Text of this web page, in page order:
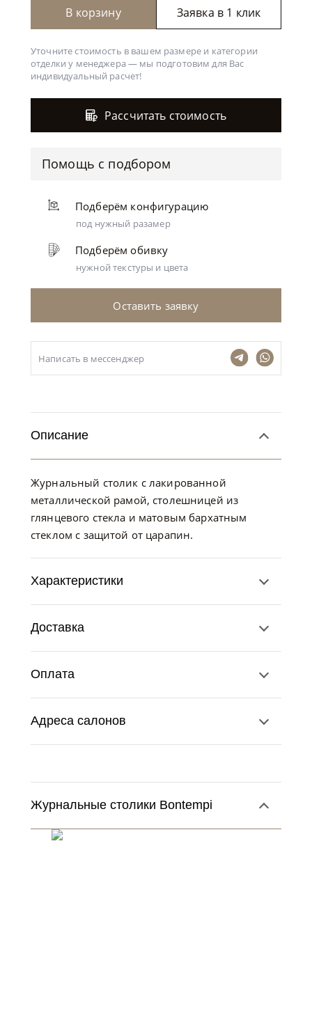
В корзину Заявка в 1 клик
Уточните стоимость в вашем размере и категории
отделки у менеджера — мы подготовим для Вас
индивидуальный расчет!
Рассчитать стоимость
Помощь с подбором
Подберём конфигурацию
под нужный разамер
Подберём обивку
нужной текстуры и цвета
Оставить заявку
Написать в мессенджер
Описание
Журнальный столик с лакированной
металлической рамой, столешницей из
глянцевого стекла и матовым бархатным
стеклом с защитой от царапин.
Характеристики
Доставка
Оплата
Адреса салонов
Журнальные столики Bontempi